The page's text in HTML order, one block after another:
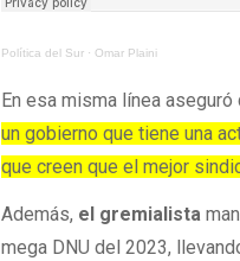
Política del Sur ·Omar Plaini
En esa misma línea
un gobierno que tiene una
que creen que el mejor
Además, el gremialista
mega DNU del 2023,